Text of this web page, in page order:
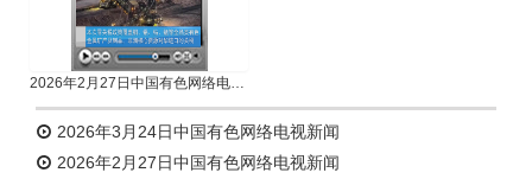
2026年2月27日中国有色网络电视新闻
2026年3月24日中国有色网络电视新闻
2026年2月27日中国有色网络电视新闻